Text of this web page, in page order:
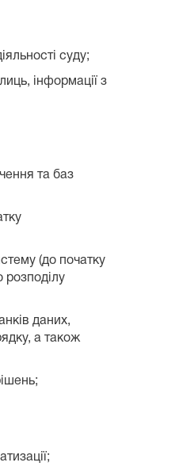
суду;
інформації з
та баз
(до початку
розподілу
даних,
а також